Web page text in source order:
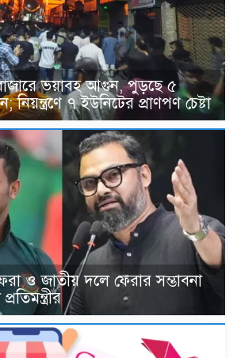
ভয়াবহ আগুন, পুড়ছে ৫
নিয়ন্ত্রণে ৭ ইউনিটের প্রাণপণ চেষ্টা
ও জাতীয় দলে ফেরার সম্ভাবনা